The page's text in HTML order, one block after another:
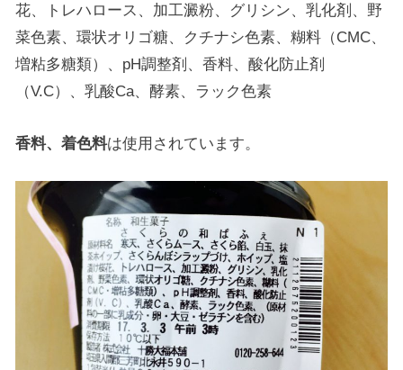
花、トレハロース、加工澱粉、グリシン、乳化剤、野
菜色素、環状オリゴ糖、クチナシ色素、糊料（CMC、
増粘多糖類）、pH調整剤、香料、酸化防止剤
（V.C）、乳酸Ca、酵素、ラック色素
香料、着色料は使用されています。